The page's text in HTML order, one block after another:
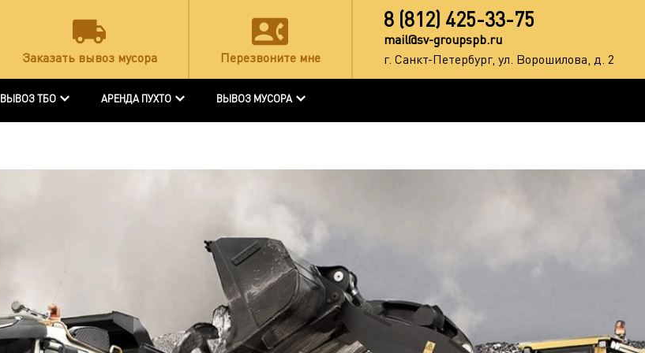
Заказать вывоз мусора Перезвоните мне
8 (812) 425-33-75
mail@sv-groupspb.ru
г. Санкт-Петербург, ул. Ворошилова, д. 2
ВЫВОЗ ТБО АРЕНДА ПУХТО ВЫВОЗ МУСОРА